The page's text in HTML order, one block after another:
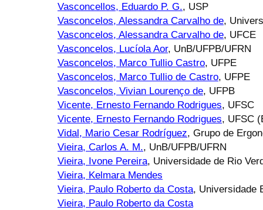
Vasconcellos, Eduardo P. G., USP
Vasconcelos, Alessandra Carvalho de,
Vasconcelos, Alessandra Carvalho de, UFCE
Vasconcelos, Lucíola Aor, UnB/UFPB/UFRN
Vasconcelos, Marco Tullio Castro, UFPE
Vasconcelos, Marco Tullio de Castro, UFPE
Vasconcelos, Vivian Lourenço de, UFPB
Vicente, Ernesto Fernando Rodrigues, UFSC
Vicente, Ernesto Fernando Rodrigues, UFSC
Vidal, Mario Cesar Rodríguez, Grupo de
Vieira, Carlos A. M., UnB/UFPB/UFRN
Vieira, Ivone Pereira, Universidade de Rio
Vieira, Kelmara Mendes
Vieira, Paulo Roberto da Costa, Universidade
Vieira, Paulo Roberto da Costa